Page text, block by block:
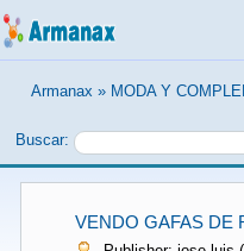
Armanax » MODA Y
Buscar:
VENDO GAFAS DE